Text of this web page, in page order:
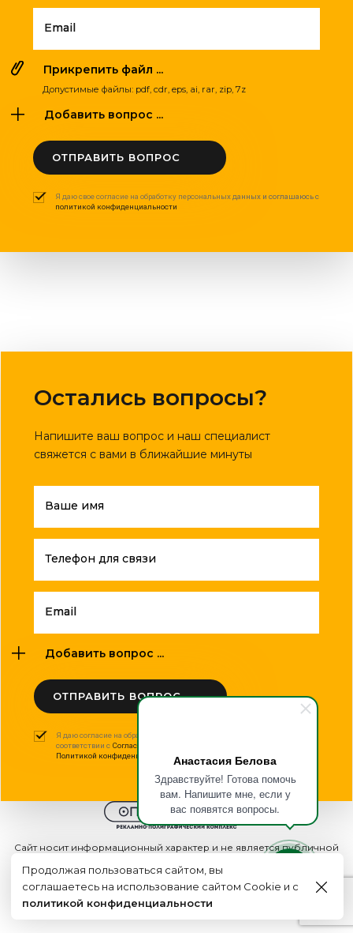
Анастасия Белова
Здравствуйте! Готова помочь
вам. Напишите мне, если у
вас появятся вопросы.
Email
Прикрепить файл ...
Допустимые файлы: pdf, cdr, eps, ai, rar, zip, 7z
Добавить вопрос ...
ОТПРАВИТЬ ВОПРОС
Я даю свое согласие на обработку персональных данных и соглашаюсь с
политикой конфиденциальности
Остались вопросы?
Напишите ваш вопрос и наш специалист
свяжется с вами в ближайшие минуты
Ваше имя
Телефон для связи
Email
Добавить вопрос ...
ОТПРАВИТЬ ВОПРОС
Я даю согласие на обработку моих персональных данных в
соответствии с Согласием на обработку персональных данных
Политикой конфиденциальности
Сайт носит информационный характер и не является публичной
2015 - 2026г. © ООО "Оптполиграф".
Продолжая пользоваться сайтом, вы
соглашаетесь на использование сайтом Cookie и с
политикой конфиденциальности